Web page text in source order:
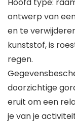
Hoofd type:
ontwerp van
en te
kunststof, is
regen.
doorzichtige
eruit om een
je van je